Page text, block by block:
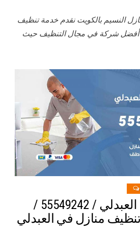
النسيم بالكويت نقدم خدمة تنظيف
أفضل شركة في مجال التنظيف حيث
تنظيف منازل العبدلي / 55549242 /
منازل في العبدلي